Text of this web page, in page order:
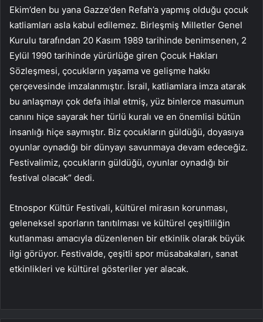
Ekim’den bu yana Gazze’den Refah’a yapmış olduğu çocuk
katliamları asla kabul edilemez. Birleşmiş Milletler Genel
Kurulu tarafından 20 Kasım 1989 tarihinde benimsenen, 2
Eylül 1990 tarihinde yürürlüğe giren Çocuk Hakları
Sözleşmesi, çocukların yaşama ve gelişme hakkı
çerçevesinde imzalanmıştır. İsrail, katliamlara imza atarak
bu anlaşmayı çok defa ihlal etmiş, yüz binlerce masumun
canını hiçe sayarak her türlü kuralı ve en önemlisi bütün
insanlığı hiçe saymıştır. Biz çocukların güldüğü, doyasıya
oyunlar oynadığı bir dünyayı savunmaya devam edeceğiz.
Festivalimiz, çocukların güldüğü, oyunlar oynadığı bir
festival olacak” dedi.
Etnospor Kültür Festivali, kültürel mirasın korunması,
geleneksel sporların tanıtılması ve kültürel çeşitliliğin
kutlanması amacıyla düzenlenen bir etkinlik olarak büyük
ilgi görüyor. Festivalde, çeşitli spor müsabakaları, sanat
etkinlikleri ve kültürel gösteriler yer alacak.